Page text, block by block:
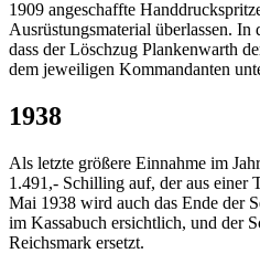
1909 angeschaffte
Ausrüstungsmaterial überlassen. In
dass der Löschzug Plankenwarth
dem jeweiligen Kommandanten
1938
Als letzte größere Einnahme im
1.491,- Schilling auf, der aus einer
Mai 1938 wird auch das Ende der
im Kassabuch ersichtlich, und der
Reichsmark ersetzt.